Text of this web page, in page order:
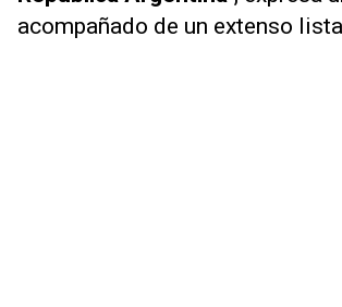
acompañado de un extenso